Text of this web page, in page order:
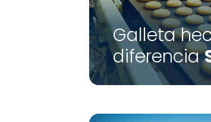
Galleta
diferencia